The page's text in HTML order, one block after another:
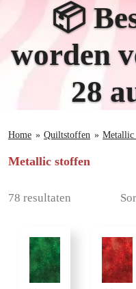
📦
worden
28
Home » Quiltstoffen » Metallic
Metallic stoffen
78 resultaten